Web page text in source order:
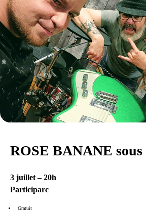
ROSE BANANE sous
3 juillet – 20h
Participarc
Gratuit